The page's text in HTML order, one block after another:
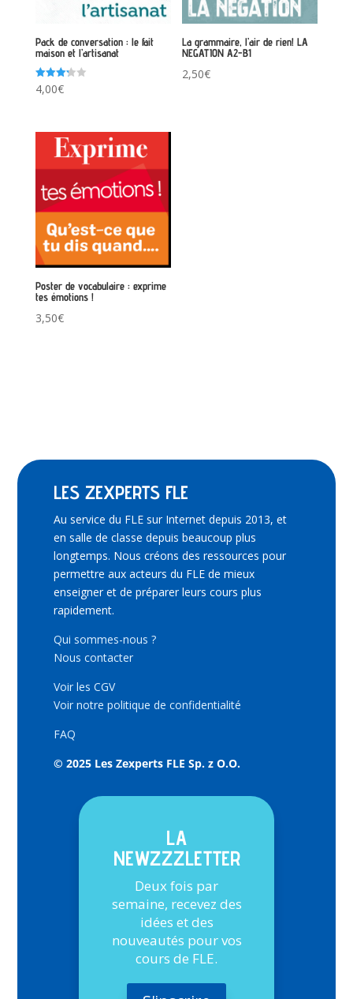
Pack de conversation : le fait
maison et l’artisanat
Note
3.25
4,00€
La grammaire, l’air de rien! LA
NEGATION A2-B1
2,50€
Poster de vocabulaire : exprime
tes émotions !
3,50€
LES ZEXPERTS FLE
Au service du FLE sur Internet depuis 2013, et
en salle de classe depuis beaucoup plus
longtemps. Nous créons des ressources pour
permettre aux acteurs du FLE de mieux
enseigner et de préparer leurs cours plus
rapidement.
Qui sommes-nous ?
Nous contacter
Voir les CGV
Voir notre politique de confidentialité
FAQ
© 2025 Les Zexperts FLE Sp. z O.O.
LA
NEWZZZLETTER
Deux fois par
semaine, recevez des
idées et des
nouveautés pour vos
cours de FLE.